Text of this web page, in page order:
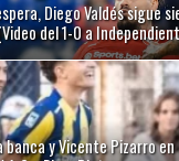
Diego Valdés sigue
del 1-0 a
banca y Vicente Pizarro